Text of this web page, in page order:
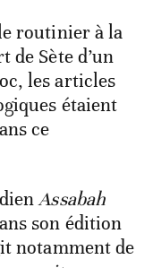
routinier à la
Sète d’un
les articles
étaient
ce
Assabah
son édition
notamment de